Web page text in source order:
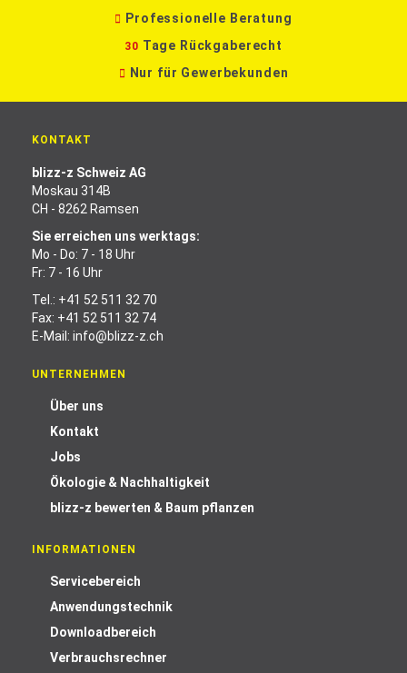
Professionelle Beratung
30 Tage Rückgaberecht
Nur für Gewerbekunden
KONTAKT
blizz-z Schweiz AG
Moskau 314B
CH - 8262 Ramsen
Sie erreichen uns werktags:
Mo - Do: 7 - 18 Uhr
Fr: 7 - 16 Uhr
Tel.: +41 52 511 32 70
Fax: +41 52 511 32 74
E-Mail: info@blizz-z.ch
UNTERNEHMEN
Über uns
Kontakt
Jobs
Ökologie & Nachhaltigkeit
blizz-z bewerten & Baum pflanzen
INFORMATIONEN
Servicebereich
Anwendungstechnik
Downloadbereich
Verbrauchsrechner